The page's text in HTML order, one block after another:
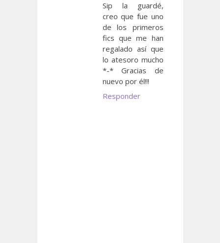
Sip la guardé,
creo que fue uno
de los primeros
fics que me han
regalado así que
lo atesoro mucho
*-* Gracias de
nuevo por él!!!
Responder